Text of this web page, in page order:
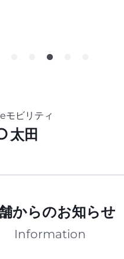
モビリティ
太田
からのお知らせ
Information